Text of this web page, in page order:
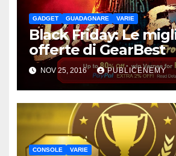
GADGET GUADAGNARE VARIE
Black Friday: Le
offerte di GearBest
NOV 25, 2016 PUBLICENEMY
CONSOLE VARIE